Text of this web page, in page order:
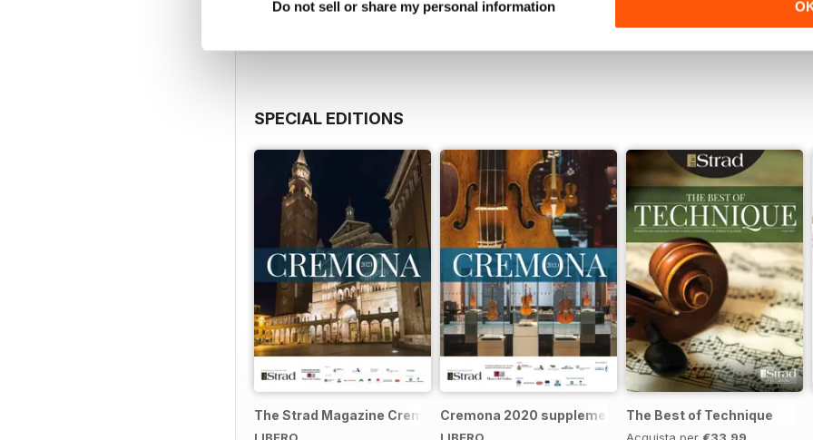
Do not sell or share my personal information
Vista| Al carrello
Vista| Al carrello
SPECIAL EDITIONS
The Strad Magazine Cremona 2023 brochure
Cremona 2020 supplement The Best of Technique